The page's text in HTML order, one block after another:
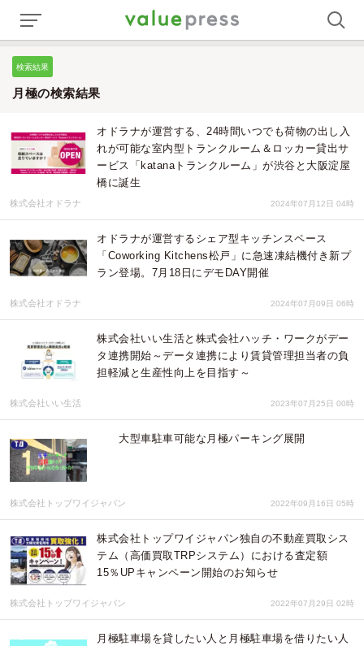
検索結果
月極の検索結果
オドラナが運営する、24時間いつでも荷物の出し入
れが可能な室内型トランクルーム＆ロッカー貸出サ
ービス「katanaトランクルーム」が渋谷と大阪淀屋
橋に誕生
株式会社オドラナ 2024年07月12日 04時
オドラナが運営するシェア型キッチンスペース
「Coworking Kitchens松戸」に急速凍結機付き新プ
ラン登場。7月18日にデモDAY開催
株式会社オドラナ 2024年07月09日 06時
株式会社いい生活と株式会社ハッチ・ワークがデー
タ連携開始～データ連携により賃貸管理担当者の負
担軽減と生産性向上を目指す～
株式会社いい生活 2023年07月25日 00時
大型車駐車可能な月極パーキング展開
株式会社トップワイジャパン 2022年09月16日 05時
株式会社トップワイジャパン独自の不動産買取シス
テム（高価買取TRPシステム）における査定額
15％UPキャンペーン開始のお知らせ
株式会社トップワイジャパン 2022年07月29日 02時
月極駐車場を貸したい人と月極駐車場を借りたい人